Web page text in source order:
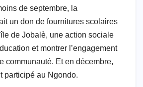
de septembre, la
un don de fournitures scolaires
de Jobalè, une action sociale
et montrer l’engagement
communauté. Et en décembre,
participé au Ngondo.